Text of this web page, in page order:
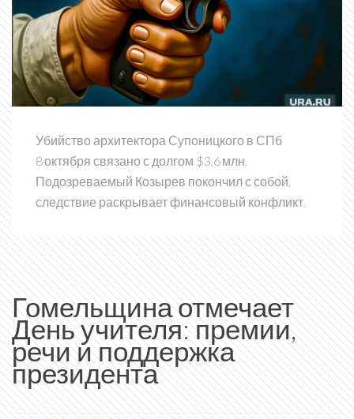
Убийство архитектора Супоницкого в СПб
8 октября связано с долгом $3,6 млн.
Подозреваемый Козырев покончил с собой,
следствие раскрывает финансовый конфликт.
Гомельщина отмечает
День учителя: премии,
речи и поддержка
президента